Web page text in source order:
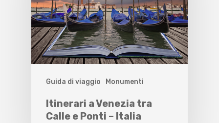
Guida di viaggio Monumenti
Itinerari a Venezia tra
Calle e Ponti – Italia